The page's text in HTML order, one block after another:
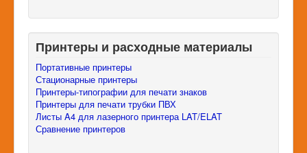
Принтеры и расходные материалы
Портативные принтеры
Стационарные принтеры
Принтеры-типографии для печати знаков
Принтеры для печати трубки ПВХ
Листы A4 для лазерного принтера LAT/ELAT
Сравнение принтеров